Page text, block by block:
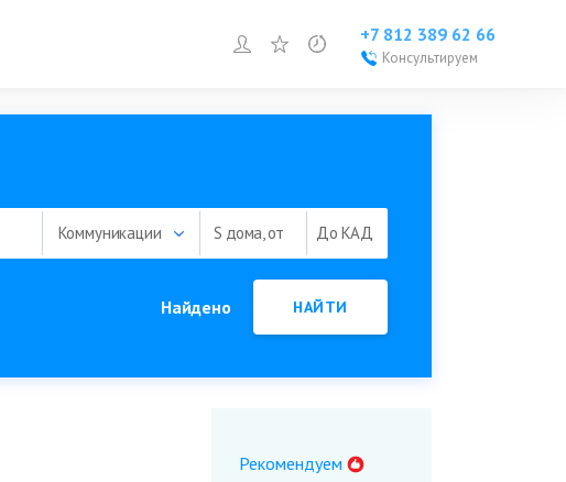
Войти или зарегистрироваться
зарегистрироваться
ИзбранноеПросмотренное
+7 812 389 62 66
Консультируем
Коммуникации S дома, от До КАД
Найдено НАЙТИ
Рекомендуем